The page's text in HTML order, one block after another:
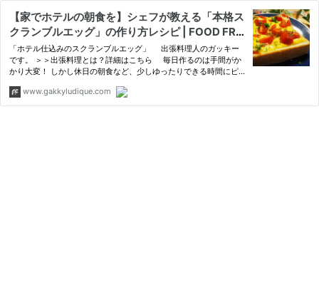
【家でホテルの朝食を】シェフが教える「本格ス
クランブルエッグ」の作り方レシピ | FOOD FRE
AK by Chef Gakky
「ホテル仕込みのスクランブルエッグ」 出張料理人のガッキー
です。 ＞＞出張料理とは？詳細はこちら 毎日作るのは手間がか
かり大変！ しかし休日の朝食など、少しゆったりできる時間にピ
www.gakkyludique.com